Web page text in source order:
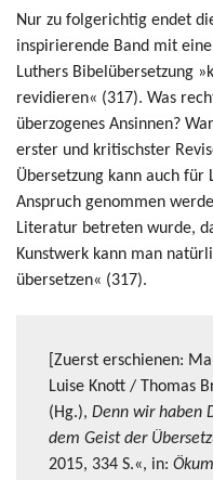
Nur zu folgerichtig endet
inspirierende Band mit
Luthers Bibelübersetzung
revidieren« (317). Was
überzogenes Ansinnen?
erster und kritischster
Übersetzung kann auch für
Anspruch genommen
Literatur betreten wurde,
Kunstwerk kann man
übersetzen« (317).
[Zuerst erschienen:
Luise Knott / Thomas
(Hg.), Denn wir haben
dem Geist der
2015, 334 S.«, in: